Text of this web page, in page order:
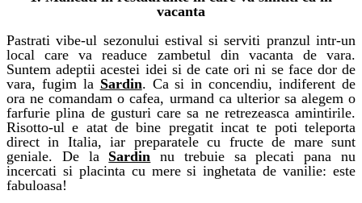
vacanta
Pastrati vibe-ul sezonului estival si serviti pranzul intr-un
local care va readuce zambetul din vacanta de vara.
Suntem adeptii acestei idei si de cate ori ni se face dor de
vara, fugim la Sardin. Ca si in concendiu, indiferent de
ora ne comandam o cafea, urmand ca ulterior sa alegem o
farfurie plina de gusturi care sa ne retrezeasca amintirile.
Risotto-ul e atat de bine pregatit incat te poti teleporta
direct in Italia, iar preparatele cu fructe de mare sunt
geniale. De la
Sardin nu trebuie sa plecati pana nu
incercati si placinta cu mere si inghetata de vanilie: este
fabuloasa!